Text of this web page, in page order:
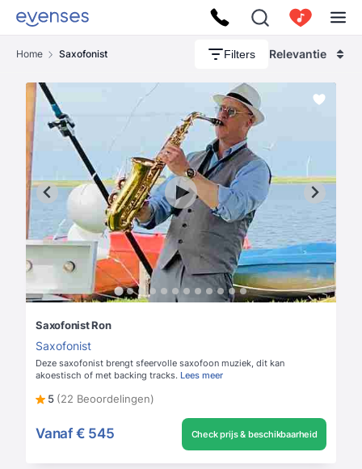
Home Saxofonist Filters Relevantie
Saxofonist Ron
Saxofonist
Deze saxofonist brengt sfeervolle saxofoon muziek, dit kan
akoestisch of met backing tracks. Lees meer
5 (22 Beoordelingen)
Vanaf € 545 Check prijs & beschikbaarheid